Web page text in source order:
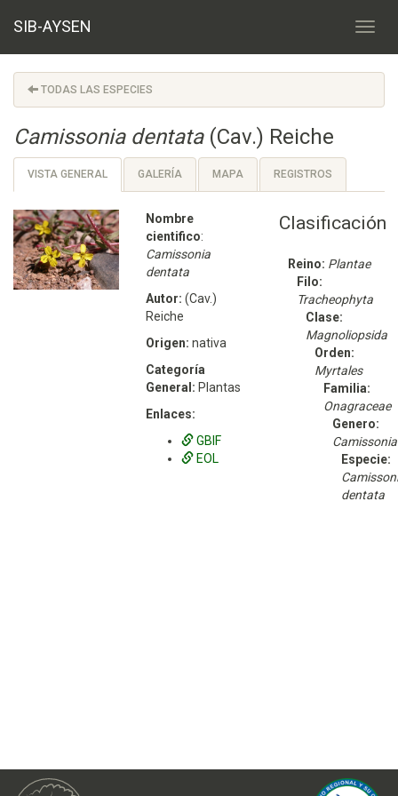
SIB-AYSEN
TODAS LAS ESPECIES
Camissonia dentata(Cav.) Reiche
VISTA GENERAL GALERÍA MAPA REGISTROS
Nombre
cientifico:
Camissonia
dentata
Autor: (Cav.)
Reiche
Origen: nativa
Categoría
General: Plantas
Enlaces:
GBIF
EOL
Clasificación
Reino: Plantae
Filo:
Tracheophyta
Clase:
Magnoliopsida
Orden:
Myrtales
Familia:
Onagraceae
Genero:
Camissonia
Especie:
dentata